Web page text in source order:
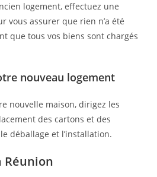
logement, effectuez une
vous assurer que rien n’a été
que tous vos biens sont chargés
nouveau logement
nouvelle maison, dirigez les
des cartons et des
déballage et l’installation.
Réunion